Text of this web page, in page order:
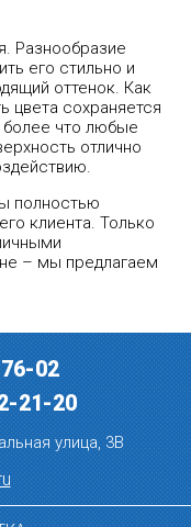
Разнообразие
его стильно и
оттенок. Как
цвета сохраняется
более что любые
отлично
полностью
клиента. Только
– мы предлагаем
02
21-20
улица, 3В